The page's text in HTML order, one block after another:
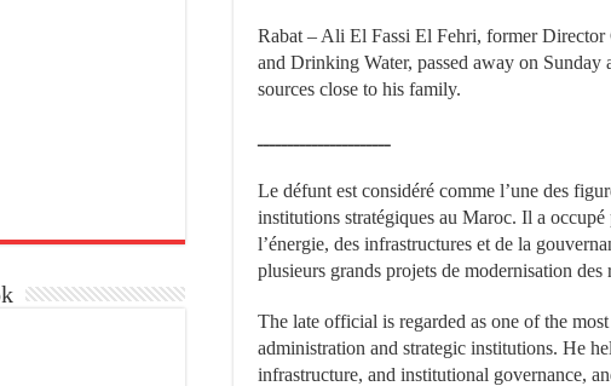
Rabat – Ali El Fassi El Fehri, former
and Drinking Water, passed away on
sources close to his family.
ــــــــــــــــــــــ
Le défunt est considéré comme l’une des
institutions stratégiques au Maroc. Il a
l’énergie, des infrastructures et de la
plusieurs grands projets de modernisation des
The late official is regarded as one of the
administration and strategic institutions. He
infrastructure, and institutional governance,